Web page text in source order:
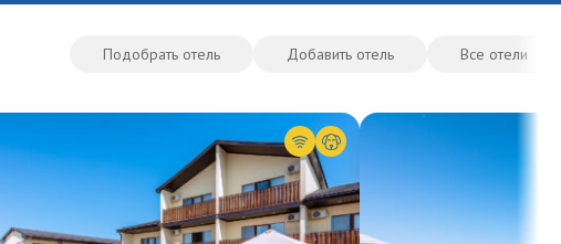
Подобрать отель Добавить отель Все отели